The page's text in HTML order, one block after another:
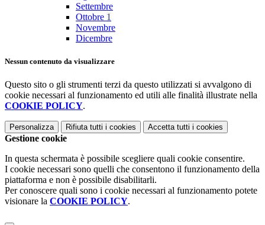
Settembre
Ottobre 1
Novembre
Dicembre
Nessun contenuto da visualizzare
Questo sito o gli strumenti terzi da questo utilizzati si avvalgono di
cookie necessari al funzionamento ed utili alle finalità illustrate nella
COOKIE POLICY.
Personalizza Rifiuta tutti i cookies Accetta tutti i cookies
Gestione cookie
In questa schermata è possibile scegliere quali cookie consentire.
I cookie necessari sono quelli che consentono il funzionamento della
piattaforma e non è possibile disabilitarli.
Per conoscere quali sono i cookie necessari al funzionamento potete
visionare la COOKIE POLICY.